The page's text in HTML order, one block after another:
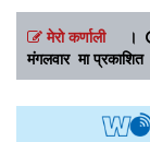
मेरो कर्णाली।
मंगलवार मा प्रकाशित